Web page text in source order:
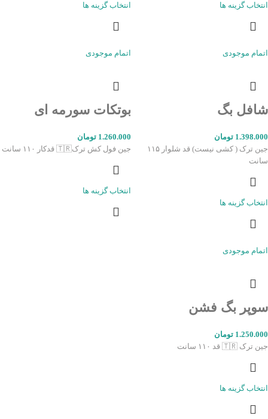
انتخاب گزینه ها انتخاب گزینه ها
اتمام موجودی
شافل بگ
1.398.000 تومان
جین ترک ( کشی نیست) قد شلوار ۱۱۵
سانت
انتخاب گزینه ها
اتمام موجودی
بوتکات سورمه ای
1.260.000 تومان
جین فول کش ترک🇹🇷 قدکار ۱۱۰ سانت
انتخاب گزینه ها
اتمام موجودی
سوپر بگ‌ فشن
1.250.000 تومان
جین ترک 🇹🇷 قد ۱۱۰ سانت
انتخاب گزینه ها